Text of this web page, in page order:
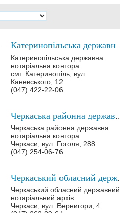
Катеринопільська державна
нотаріальна контора.
смт. Катеринопіль, вул.
Каневського, 12
(047) 422-22-06
Черкаська районна державна
нотаріальна контора.
Черкаси, вул. Гоголя, 288
(047) 254-06-76
Черкаський обласний державний
нотаріальний архів.
Черкаси, вул. Вернигори, 4